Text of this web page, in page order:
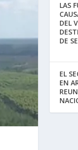
LAS
DEL
DE
EL
EN